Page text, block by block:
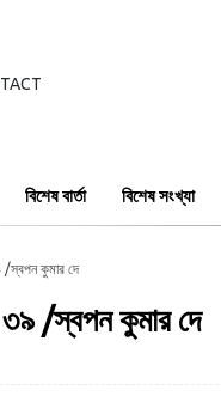
বিশেষ বার্তা বিশেষ সংখ্যা
স্বপন কুমার দে
/স্বপন কুমার দে